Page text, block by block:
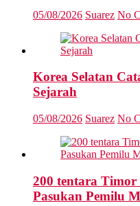
05/08/2026 Suarez No
Korea Selatan
Sejarah
05/08/2026 Suarez No
200 tentara Timor
Pasukan Pemilu